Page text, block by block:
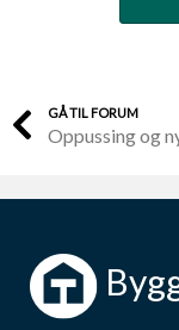
GÅ TIL FORUM
Oppussing og